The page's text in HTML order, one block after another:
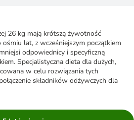
26 kg mają krótszą żywotność
lat, z wcześniejszym początkiem
odpowiednicy i specyficzną
Specjalistyczna dieta dla dużych,
w celu rozwiązania tych
składników odżywczych dla